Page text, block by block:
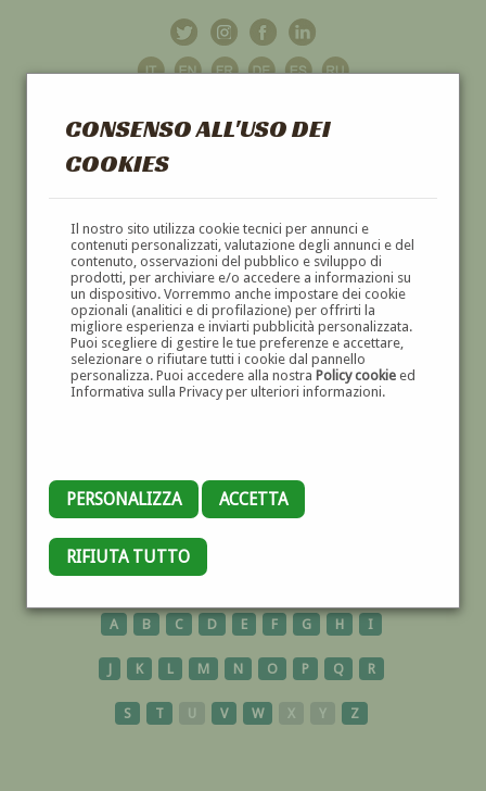
CONSENSO ALL'USO DEI
COOKIES
Il nostro sito utilizza cookie tecnici per annunci e
contenuti personalizzati, valutazione degli annunci e del
contenuto, osservazioni del pubblico e sviluppo di
prodotti, per archiviare e/o accedere a informazioni su
un dispositivo. Vorremmo anche impostare dei cookie
opzionali (analitici e di profilazione) per offrirti la
migliore esperienza e inviarti pubblicità personalizzata.
Puoi scegliere di gestire le tue preferenze e accettare,
selezionare o rifiutare tutti i cookie dal pannello
personalizza. Puoi accedere alla nostra Policy cookieed
Informativa sulla Privacy per ulteriori informazioni.
PERSONALIZZA ACCETTA
RIFIUTA TUTTO
GALLERIAD'ARTE
DIPINTI E SCULTURE '800 E '900
OPERE
A B C D E F G H I
J K L M N O P Q R
S T U V W X Y Z